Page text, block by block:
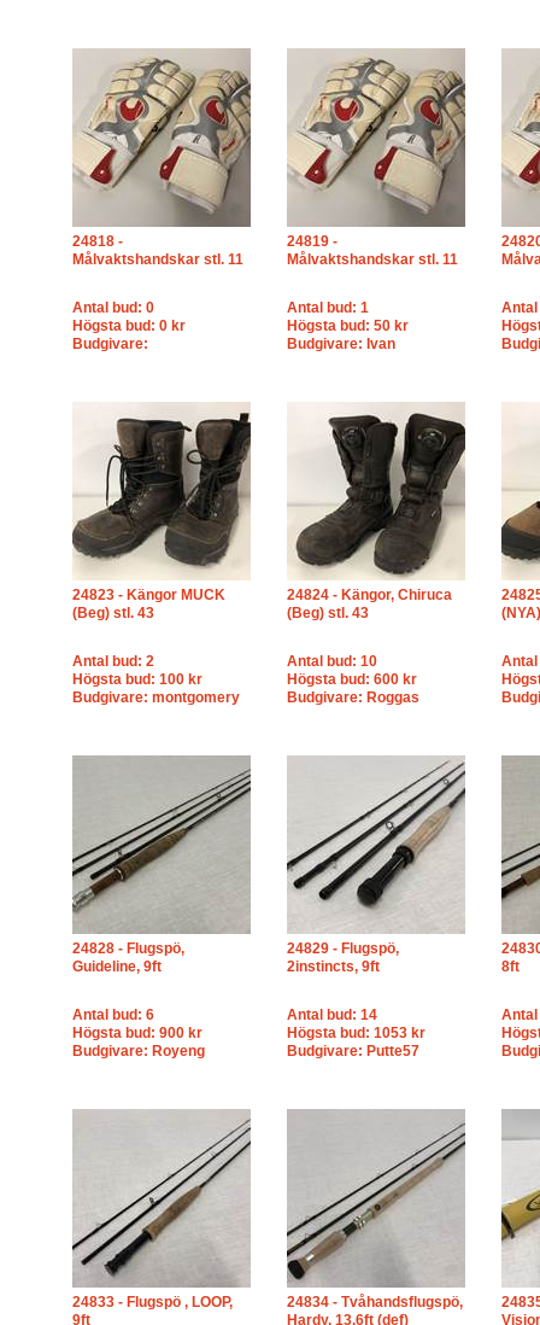
24818 -
Målvaktshandskar stl. 11
Antal bud: 0
Högsta bud: 0 kr
Budgivare:
24819 -
Målvaktshandskar stl. 11
Antal bud: 1
Högsta bud: 50 kr
Budgivare: Ivan
Antal
24823 - Kängor MUCK
(Beg) stl. 43
Antal bud: 2
Högsta bud: 100 kr
Budgivare: montgomery
24824 - Kängor, Chiruca
(Beg) stl. 43
Antal bud: 10
Högsta bud: 600 kr
Budgivare: Roggas
Antal
24828 - Flugspö,
Guideline, 9ft
Antal bud: 6
Högsta bud: 900 kr
Budgivare: Royeng
24829 - Flugspö,
2instincts, 9ft
Antal bud: 14
Högsta bud: 1053 kr
Budgivare: Putte57
8ft
Antal
24833 - Flugspö , LOOP,
9ft
24834 - Tvåhandsflugspö,
Hardy, 13,6ft (def)